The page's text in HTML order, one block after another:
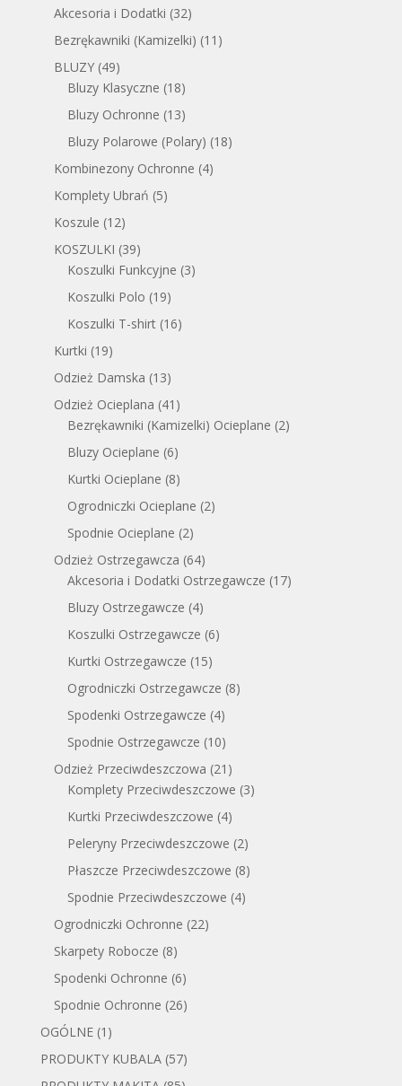
Akcesoria i Dodatki (32)
Bezrękawniki (Kamizelki) (11)
BLUZY (49)
Bluzy Klasyczne (18)
Bluzy Ochronne (13)
Bluzy Polarowe (Polary) (18)
Kombinezony Ochronne (4)
Komplety Ubrań (5)
Koszule (12)
KOSZULKI (39)
Koszulki Funkcyjne (3)
Koszulki Polo (19)
Koszulki T-shirt (16)
Kurtki (19)
Odzież Damska (13)
Odzież Ocieplana (41)
Bezrękawniki (Kamizelki) Ocieplane (2)
Bluzy Ocieplane (6)
Kurtki Ocieplane (8)
Ogrodniczki Ocieplane (2)
Spodnie Ocieplane (2)
Odzież Ostrzegawcza (64)
Akcesoria i Dodatki Ostrzegawcze (17)
Bluzy Ostrzegawcze (4)
Koszulki Ostrzegawcze (6)
Kurtki Ostrzegawcze (15)
Ogrodniczki Ostrzegawcze (8)
Spodenki Ostrzegawcze (4)
Spodnie Ostrzegawcze (10)
Odzież Przeciwdeszczowa (21)
Komplety Przeciwdeszczowe (3)
Kurtki Przeciwdeszczowe (4)
Peleryny Przeciwdeszczowe (2)
Płaszcze Przeciwdeszczowe (8)
Spodnie Przeciwdeszczowe (4)
Ogrodniczki Ochronne (22)
Skarpety Robocze (8)
Spodenki Ochronne (6)
Spodnie Ochronne (26)
OGÓLNE (1)
PRODUKTY KUBALA (57)